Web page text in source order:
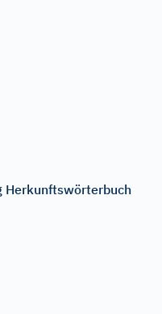
Herkunftswörterbuch